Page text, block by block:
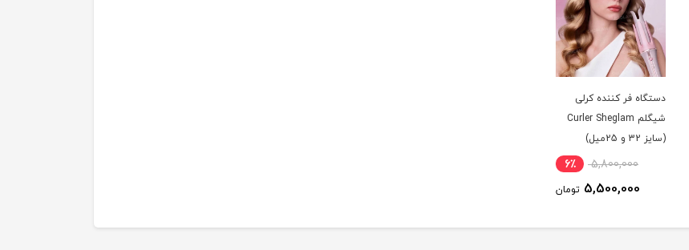
دستگاه فر کننده کرلی
شیگلم Curler Sheglam
(سایز 32 و 25میل)
5,800,000 6٪
5,500,000 تومان